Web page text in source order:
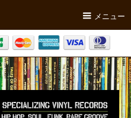
メニュー